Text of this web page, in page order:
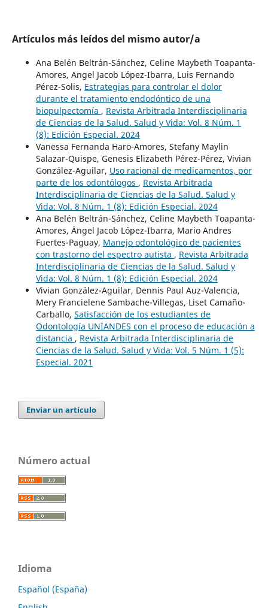
Artículos más leídos del mismo autor/a
Ana Belén Beltrán-Sánchez, Celine Maybeth Toapanta-
Amores, Angel Jacob López-Ibarra, Luis Fernando
Pérez-Solis, Estrategias para controlar el dolor
durante el tratamiento endodóntico de una
biopulpectomía , Revista Arbitrada Interdisciplinaria
de Ciencias de la Salud. Salud y Vida: Vol. 8 Núm. 1
(8): Edición Especial. 2024
Vanessa Fernanda Haro-Amores, Stefany Maylin
Salazar-Quispe, Genesis Elizabeth Pérez-Pérez, Vivian
González-Aguilar, Uso racional de medicamentos, por
parte de los odontólogos , Revista Arbitrada
Interdisciplinaria de Ciencias de la Salud. Salud y
Vida: Vol. 8 Núm. 1 (8): Edición Especial. 2024
Ana Belén Beltrán-Sánchez, Celine Maybeth Toapanta-
Amores, Ángel Jacob López-Ibarra, Mario Andres
Fuertes-Paguay, Manejo odontológico de pacientes
con trastorno del espectro autista , Revista Arbitrada
Interdisciplinaria de Ciencias de la Salud. Salud y
Vida: Vol. 8 Núm. 1 (8): Edición Especial. 2024
Vivian González-Aguilar, Dennis Paul Auz-Valencia,
Mery Francielene Sambache-Villegas, Liset Camaño-
Carballo, Satisfacción de los estudiantes de
Odontología UNIANDES con el proceso de educación a
distancia , Revista Arbitrada Interdisciplinaria de
Ciencias de la Salud. Salud y Vida: Vol. 5 Núm. 1 (5):
Especial. 2021
Enviar un artículo
Número actual
Idioma
Español (España)